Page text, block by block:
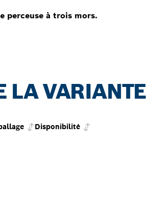
perceuse à trois mors.
LA VARIANTE
Disponibilité